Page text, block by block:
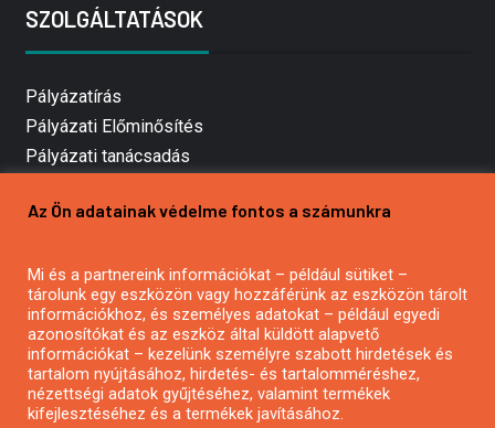
SZOLGÁLTATÁSOK
Pályázatírás
Pályázati Előminősítés
Pályázati tanácsadás
Mezőgazdasági pályázatírás
Pályázatírás civil szervezeteknek
Pályázatírás önkormányzatoknak
Pályázatfigyelés
Specifikus pályázatfigyelés vagy hírlevél
Az Ön adatainak védelme fontos a számunkra
Mi és a partnereink információkat – például sütiket –
tárolunk egy eszközön vagy hozzáférünk az eszközön tárolt
információkhoz, és személyes adatokat – például egyedi
azonosítókat és az eszköz által küldött alapvető
információkat – kezelünk személyre szabott hirdetések és
tartalom nyújtásához, hirdetés- és tartalomméréshez,
nézettségi adatok gyűjtéséhez, valamint termékek
kifejlesztéséhez és a termékek javításához.